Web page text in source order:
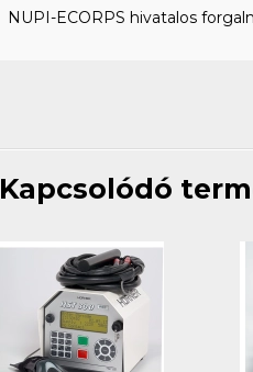
NUPI-ECORPS hivatalos
Kapcsolódó